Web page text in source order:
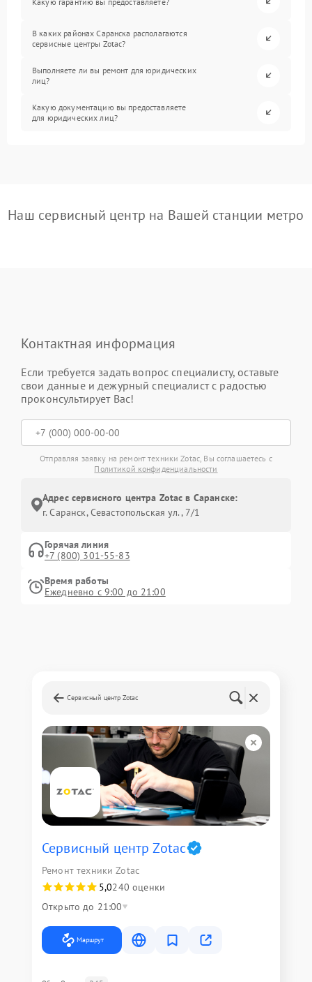
В каких районах Саранска располагаются
сервисные центры Zotac?
Выполняете ли вы ремонт для юридических
лиц?
Какую документацию вы предоставляете
для юридических лиц?
Наш сервисный центр на Вашей станции метро
Контактная информация
Если требуется задать вопрос специалисту, оставьте
свои данные и дежурный специалист с радостью
проконсультирует Вас!
Отправляя заявку на ремонт техники Zotac, Вы соглашаетесь с
Политикой конфиденциальности
Адрес сервисного центра Zotac в Саранске:
г. Саранск, Севастопольская ул., 7/1
Горячая линия
+7 (800) 301-55-83
Время работы
Ежедневно с 9:00 до 21:00
Сервисный центр Zotac
Сервисный центр Zotac
Ремонт техники Zotac
5,0240 оценки
Открыто до 21:00
Маршрут